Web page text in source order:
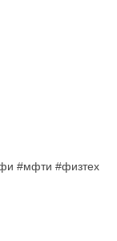
#мфти #физтех